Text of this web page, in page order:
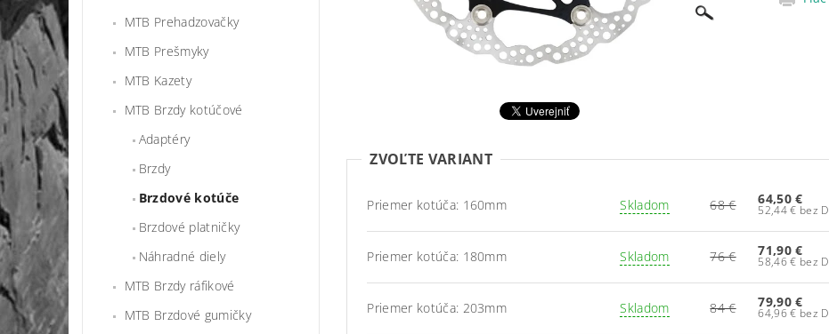
MTB Prehadzovačky
MTB Prešmyky
MTB Kazety
MTB Brzdy kotúčové
Adaptéry
Brzdy
Brzdové kotúče
Brzdové platničky
Náhradné diely
MTB Brzdy ráfikové
MTB Brzdové gumičky
ZVOĽTE VARIANT
Priemer kotúča: 160mm Skladom 68 € 64,50 €
52,44 €
Priemer kotúča: 180mm Skladom 76 € 71,90 €
58,46 €
Priemer kotúča: 203mm Skladom 84 € 79,90 €
64,96 €